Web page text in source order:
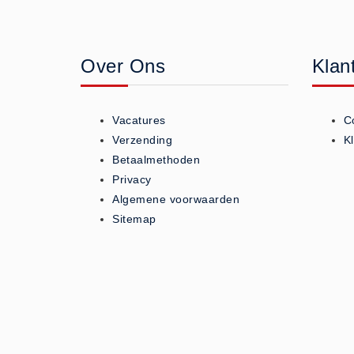
Koud - Warm kompressen (3)
Overige (1)
Teken - Beten sets (5)
Vitamines en mineralen (0)
Eerste Hulp Paneel
Eerste Hulp Paneel (0)
Over Ons
Vacatures
Verzending
Betaalmethoden
Privacy
Algemene voorwaarden
Sitemap